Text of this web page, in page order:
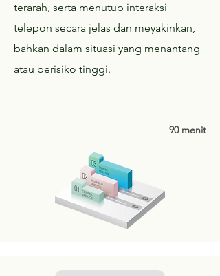
terarah, serta menutup interaksi
telepon secara jelas dan meyakinkan,
bahkan dalam situasi yang menantang
atau berisiko tinggi.
90 menit